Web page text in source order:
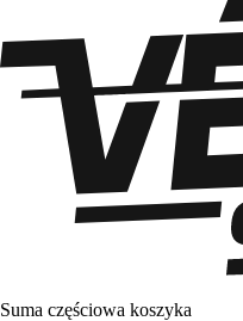
Suma częściowa koszyka